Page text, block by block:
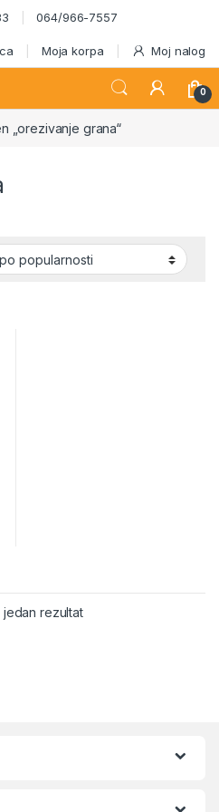
064/966-7557
Moja korpa Moj nalog
0
„orezivanje grana“
jedan rezultat